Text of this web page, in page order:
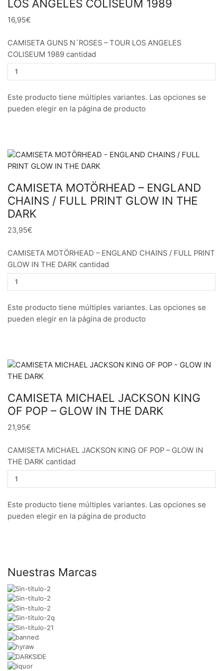
LOS ANGELES COLISEUM 1989
16,95€
CAMISETA GUNS N´ROSES – TOUR LOS ANGELES
COLISEUM 1989 cantidad
Este producto tiene múltiples variantes. Las opciones se
pueden elegir en la página de producto
CAMISETA MOTÖRHEAD – ENGLAND
CHAINS / FULL PRINT GLOW IN THE
DARK
23,95€
CAMISETA MOTÖRHEAD – ENGLAND CHAINS / FULL PRINT
GLOW IN THE DARK cantidad
Este producto tiene múltiples variantes. Las opciones se
pueden elegir en la página de producto
CAMISETA MICHAEL JACKSON KING
OF POP – GLOW IN THE DARK
21,95€
CAMISETA MICHAEL JACKSON KING OF POP – GLOW IN
THE DARK cantidad
Este producto tiene múltiples variantes. Las opciones se
pueden elegir en la página de producto
Nuestras Marcas